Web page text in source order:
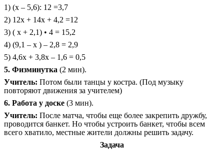
1) (x – 5,6): 12 =3,7
2) 12x + 14x + 4,2 =12
3) ( x + 2,1) • 4 = 15,2
4) (9,1 – x ) – 2,8 = 2,9
5) 4,6x + 3,8x – 1,6 = 0,5
5. Физминутка (2 мин).
Учитель: Потом были танцы у костра. (Под музыку
повторяют движения за учителем)
6. Работа у доске (3 мин).
Учитель: После матча, чтобы еще более закрепить дружбу,
проводится банкет. Но чтобы устроить банкет, чтобы всем
всего хватило, местные жители должны решить задачу.
Задача